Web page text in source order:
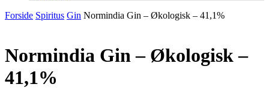
Forside Spiritus Gin Normindia Gin – Økologisk – 41,1%
Normindia Gin – Økologisk –
41,1%